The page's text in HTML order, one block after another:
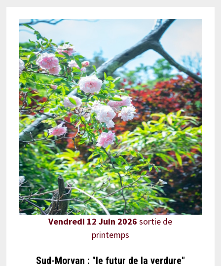
Vendredi 12 Juin 2026 sortie de
printemps
Sud-Morvan : "le futur de la verdure"